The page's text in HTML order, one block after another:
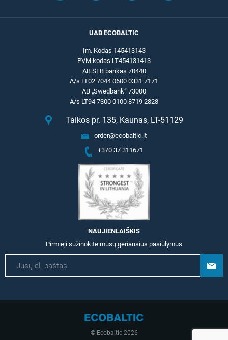
UAB ECOBALTIC
Įm. Kodas 145413143
PVM kodas LT454131413
AB SEB bankas 70440
A/s LT02 7044 0600 0331 7171
AB „Swedbank“ 73000
A/s LT94 7300 0100 8719 2828
Taikos pr. 135, Kaunas, LT-51129
order@ecobaltic.lt
+370 37 311671
NAUJIENLAIŠKIS
Pirmieji sužinokite mūsų geriausius pasiūlymus
© Ecobaltic 2026